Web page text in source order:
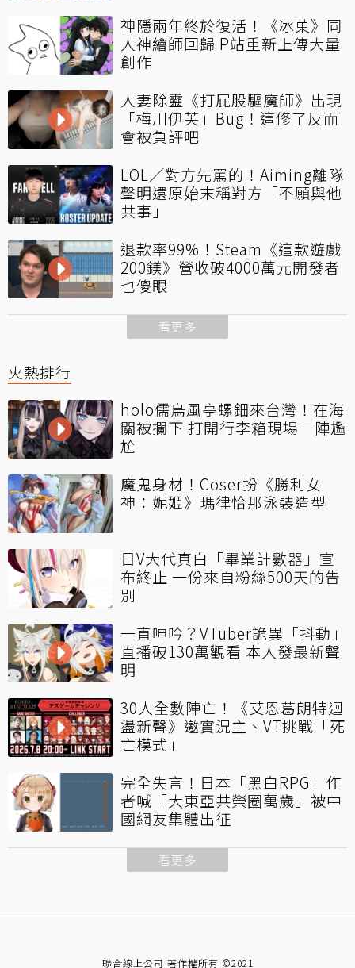
神隱兩年終於復活！《冰菓》同
人神繪師回歸 P站重新上傳大量
創作
人妻除靈《打屁股驅魔師》出現
「梅川伊芙」Bug！這修了反而
會被負評吧
LOL／對方先罵的！Aiming離隊
聲明還原始末稱對方「不願與他
共事」
退款率99%！Steam《這款遊戲
200鎂》營收破4000萬元開發者
也傻眼
看更多
火熱排行
holo儒烏風亭螺鈿來台灣！在海
關被攔下 打開行李箱現場一陣尷
尬
魔鬼身材！Coser扮《勝利女
神：妮姬》瑪律恰那泳裝造型
日V大代真白「畢業計數器」宣
布終止 一份來自粉絲500天的告
別
一直呻吟？VTuber詭異「抖動」
直播破130萬觀看 本人發最新聲
明
30人全數陣亡！《艾恩葛朗特迴
盪新聲》邀實況主、VT挑戰「死
亡模式」
完全失言！日本「黑白RPG」作
者喊「大東亞共榮圈萬歲」被中
國網友集體出征
看更多
聯合線上公司 著作權所有 ©2021